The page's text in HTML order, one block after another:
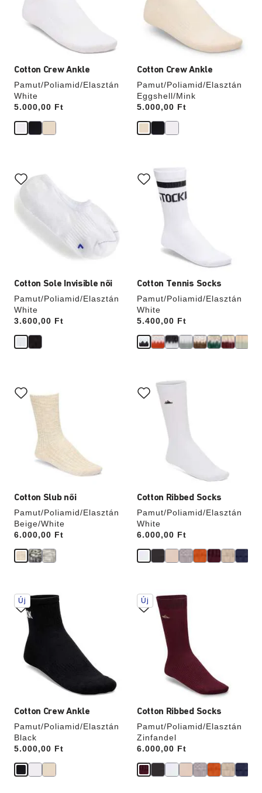
Cotton Crew Ankle
Pamut/Poliamid/Elasztán
White
Price:
5.000,00 Ft
Cotton Crew Ankle
Pamut/Poliamid/Elasztán
Eggshell/Mink
Price:
5.000,00 Ft
Cotton Sole Invisible női
Pamut/Poliamid/Elasztán
White
Price:
3.600,00 Ft
színpalettával
való
termékképet
Cotton Tennis Socks
Pamut/Poliamid/Elasztán
White
Price:
5.400,00 Ft
színpalettával
való
interakció
Cotton Slub női
Pamut/Poliamid/Elasztán
Beige/White
Price:
6.000,00 Ft
színpalettával
való
interakció
termékképet
Cotton Ribbed Socks
Pamut/Poliamid/Elasztán
White
Price:
6.000,00 Ft
színpalettával
való
interakció
Cotton Crew Ankle
Pamut/Poliamid/Elasztán
Black
Price:
5.000,00 Ft
A
színpalettával
való
interakció
frissíti
termékképet
Új
Cotton Ribbed Socks
Pamut/Poliamid/Elasztán
Zinfandel
Price:
6.000,00 Ft
A
színpalettával
való
interakció
termékképet
Új